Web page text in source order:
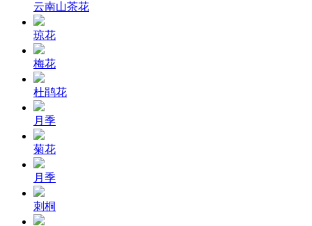
云南山茶花
琼花
梅花
杜鹃花
月季
菊花
月季
刺桐